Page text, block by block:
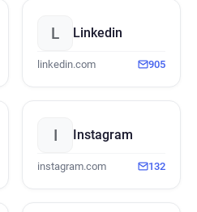
L Linkedin
linkedin.com 905
I Instagram
instagram.com 132